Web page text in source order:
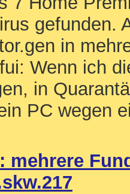
gefunden.
in
Wenn ich
in
PC wegen
mehrere